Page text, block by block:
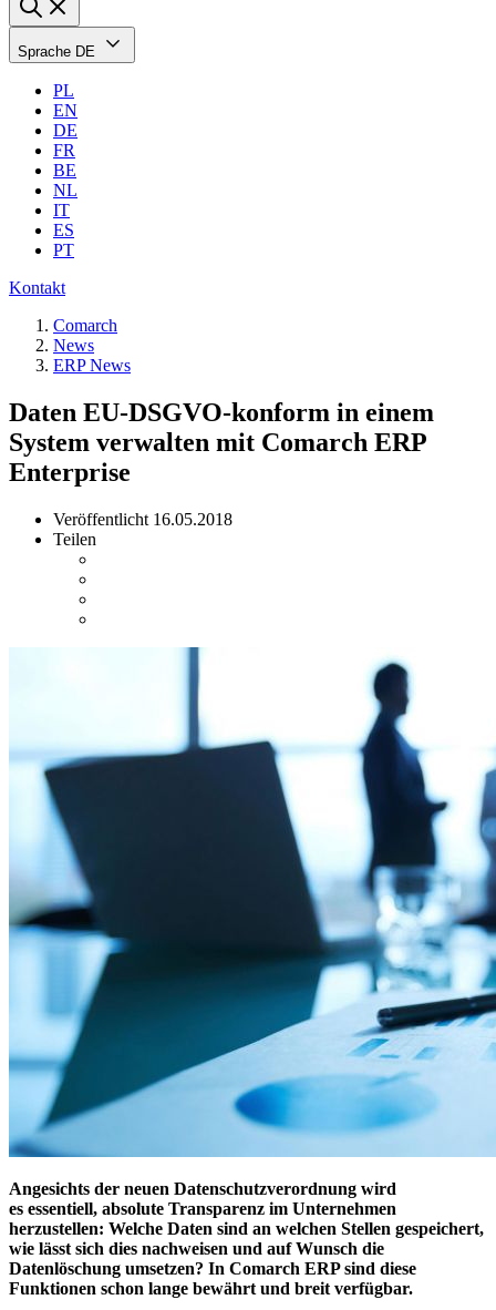
Sprache DE
PL
EN
DE
FR
BE
NL
IT
ES
PT
Kontakt
Comarch
News
ERP News
Daten EU-DSGVO-konform in einem
System verwalten mit Comarch ERP
Enterprise
Veröffentlicht 16.05.2018
Teilen
Angesichts der neuen Datenschutzverordnung wird
es essentiell, absolute Transparenz im Unternehmen
herzustellen: Welche Daten sind an welchen Stellen gespeichert,
wie lässt sich dies nachweisen und auf Wunsch die
Datenlöschung umsetzen? In Comarch ERP sind diese
Funktionen schon lange bewährt und breit verfügbar.